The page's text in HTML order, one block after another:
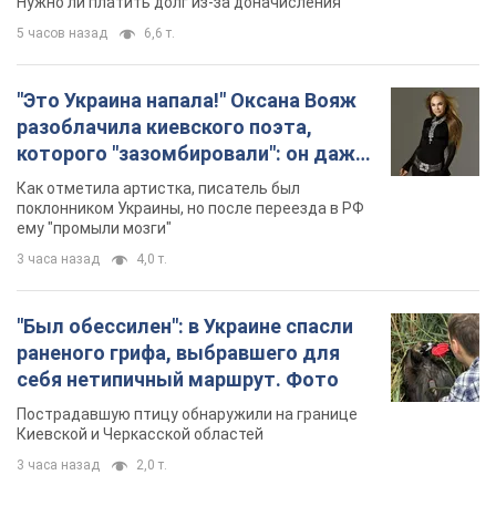
"Был обессилен": в Украине спасли
раненого грифа, выбравшего для
себя нетипичный маршрут. Фото
Пострадавшую птицу обнаружили на границе
Киевской и Черкасской областей
3 часа назад 2,0 т.